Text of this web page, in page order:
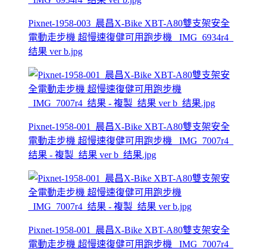
Pixnet-1958-003_晨昌X-Bike XBT-A80雙支架安全
電動走步機 超慢速復健可用跑步機 _IMG_6934r4_
结果 ver b.jpg
Pixnet-1958-001_晨昌X-Bike XBT-A80雙支架安全
電動走步機 超慢速復健可用跑步機 _IMG_7007r4_
结果 - 複製_结果 ver b_结果.jpg
Pixnet-1958-001_晨昌X-Bike XBT-A80雙支架安全
電動走步機 超慢速復健可用跑步機 _IMG_7007r4_